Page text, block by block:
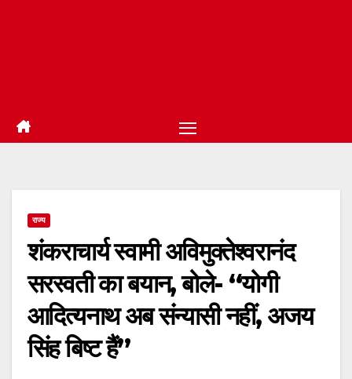
राज्य
शंकराचार्य स्वामी अविमुक्तेश्वरानंद
सरस्वती का बयान, बोले- “योगी
आदित्यनाथ अब संन्यासी नहीं, अजय
सिंह बिष्ट हैं”